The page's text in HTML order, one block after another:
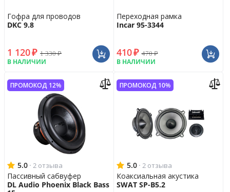
Гофра для проводов
DKC 9.8
1 120₽ 1 330₽
В НАЛИЧИИ
Переходная рамка
Incar 95-3344
410₽ 470₽
В НАЛИЧИИ
ПРОМОКОД 12%
5.0 · 2 отзыва
Пассивный сабвуфер
DL Audio Phoenix Black Bass
ПРОМОКОД 10%
5.0 · 2 отзыва
Коаксиальная акустика
SWAT SP-B5.2